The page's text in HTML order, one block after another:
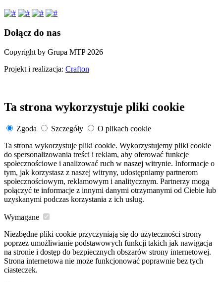
Dołącz do nas
Copyright by Grupa MTP 2026
Projekt i realizacja: Crafton
Ta strona wykorzystuje pliki cookie
Zgoda Szczegóły
O plikach cookie
Ta strona wykorzystuje pliki cookie. Wykorzystujemy pliki cookie
do spersonalizowania treści i reklam, aby oferować funkcje
społecznościowe i analizować ruch w naszej witrynie. Informacje o
tym, jak korzystasz z naszej witryny, udostępniamy partnerom
społecznościowym, reklamowym i analitycznym. Partnerzy mogą
połączyć te informacje z innymi danymi otrzymanymi od Ciebie lub
uzyskanymi podczas korzystania z ich usług.
Wymagane
Niezbędne pliki cookie przyczyniają się do użyteczności strony
poprzez umożliwianie podstawowych funkcji takich jak nawigacja
na stronie i dostęp do bezpiecznych obszarów strony internetowej.
Strona internetowa nie może funkcjonować poprawnie bez tych
ciasteczek.